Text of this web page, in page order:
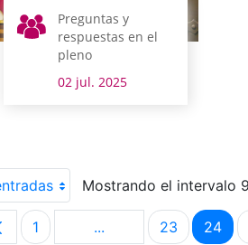
Preguntas y
respuestas en el
pleno
02 jul. 2025
Mostrando el intervalo
Página
1 ...Páginas intermedias
Página
23 24